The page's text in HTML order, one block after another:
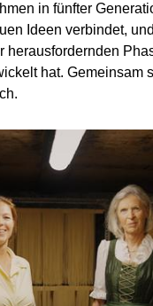
in fünfter
Ideen verbindet,
hat. Gemeinsam